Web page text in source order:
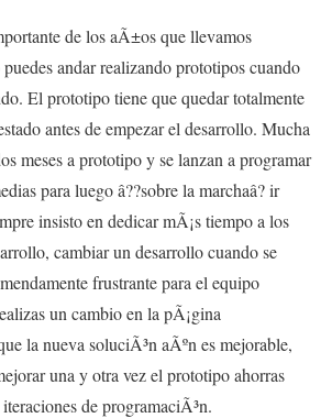
de los aÃ±os que llevamos
andar realizando prototipos cuando
El prototipo tiene que quedar totalmente
antes de empezar el desarrollo. Mucha
meses a prototipo y se lanzan a programar
para luego â??sobre la marchaâ? ir
insisto en dedicar mÃ¡s tiempo a los
cambiar un desarrollo cuando se
frustrante para el equipo
un cambio en la pÃ¡gina
la nueva soluciÃ³n aÃºn es mejorable,
una y otra vez el prototipo ahorras
de programaciÃ³n.